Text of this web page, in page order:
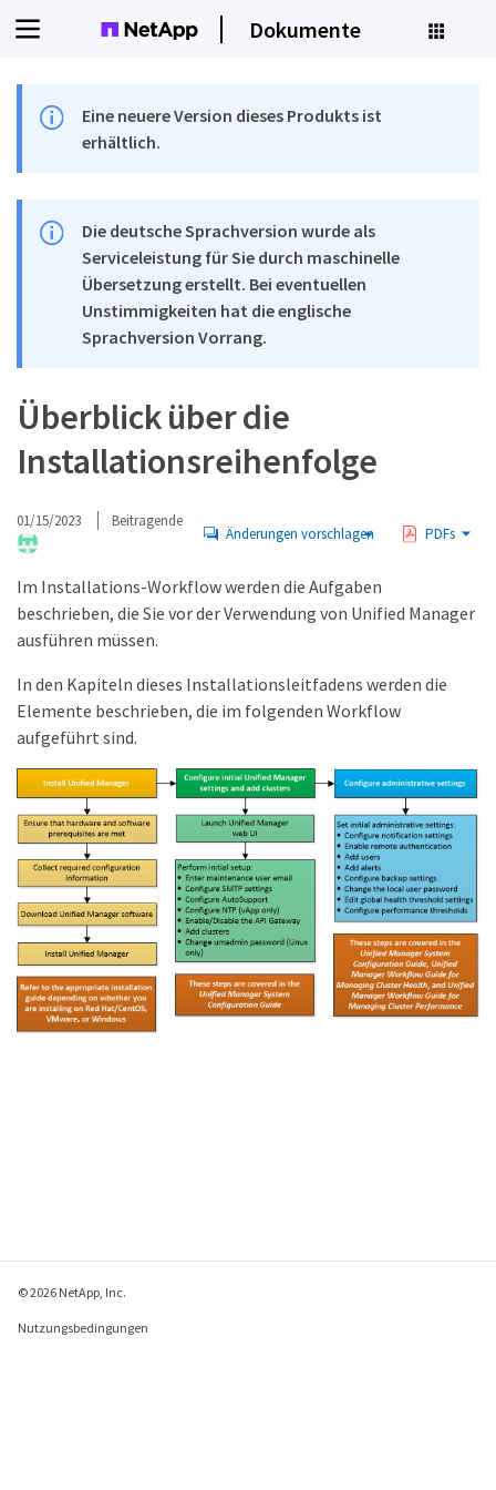
Dokumente
Eine neuere Version dieses Produkts ist
erhältlich.
Die deutsche Sprachversion wurde als
Serviceleistung für Sie durch maschinelle
Übersetzung erstellt. Bei eventuellen
Unstimmigkeiten hat die englische
Sprachversion Vorrang.
Überblick über die
Installationsreihenfolge
01/15/2023 Beitragende
Änderungen vorschlagen PDFs
Im Installations-Workflow werden die Aufgaben
beschrieben, die Sie vor der Verwendung von Unified Manager
ausführen müssen.
In den Kapiteln dieses Installationsleitfadens werden die
Elemente beschrieben, die im folgenden Workflow
aufgeführt sind.
© 2026 NetApp, Inc.
Nutzungsbedingungen